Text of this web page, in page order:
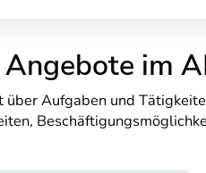
Angebote im
Aufgaben und